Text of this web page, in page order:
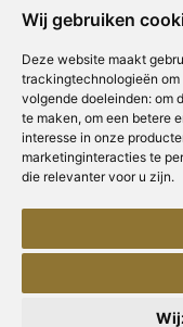
Wij gebruiken
Deze website maakt
trackingtechnologieën
volgende doeleinden: om
te maken, om een betere
interesse in onze
marketinginteracties te
die relevanter voor u zijn.
E-mail:
Volg ons:
Copyright © Concepts &